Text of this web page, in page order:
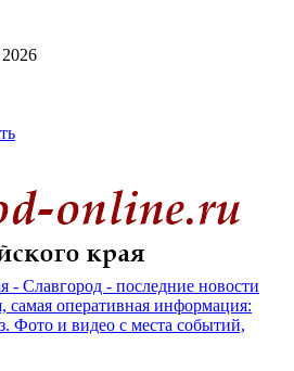
2026
- Славгород - последние новости
самая оперативная информация:
Фото и видео с места событий,